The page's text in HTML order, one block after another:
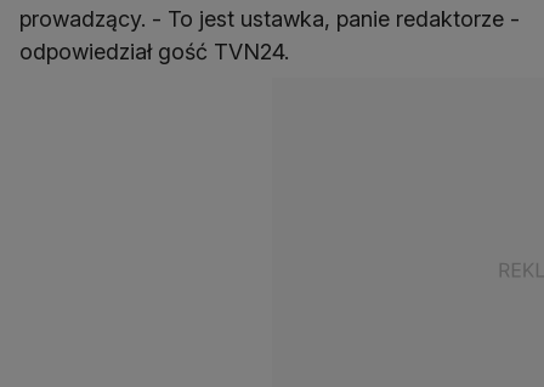
prowadzący. - To jest ustawka, panie redaktorze -
odpowiedział gość TVN24.